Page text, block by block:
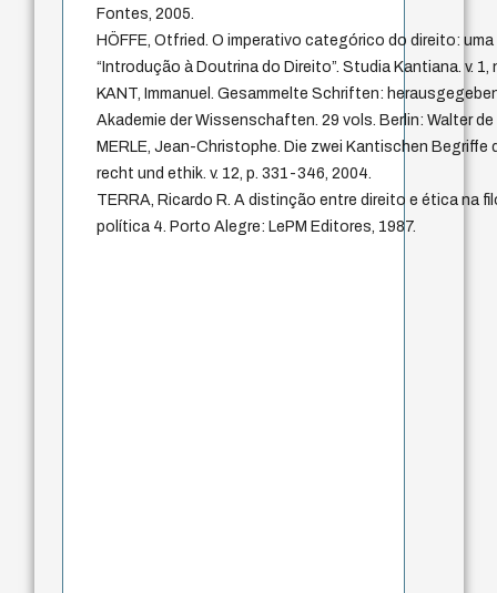
Fontes, 2005.
HÖFFE, Otfried. O imperativo categórico do direito:
“Introdução à Doutrina do Direito”. Studia Kantiana. v. 1,
KANT, Immanuel. Gesammelte Schriften:
Akademie der Wissenschaften. 29 vols. Berlin: Walter de
MERLE, Jean-Christophe. Die zwei Kantischen
recht und ethik. v. 12, p. 331-346, 2004.
TERRA, Ricardo R. A distinção entre direito e ética na
política 4. Porto Alegre: LePM Editores, 1987.